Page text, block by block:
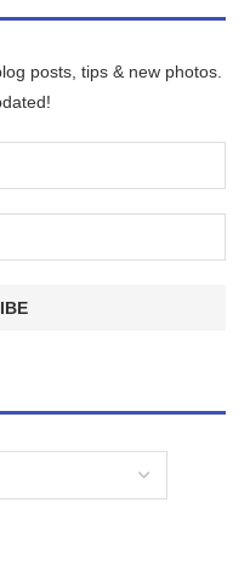
posts, tips & new photos.